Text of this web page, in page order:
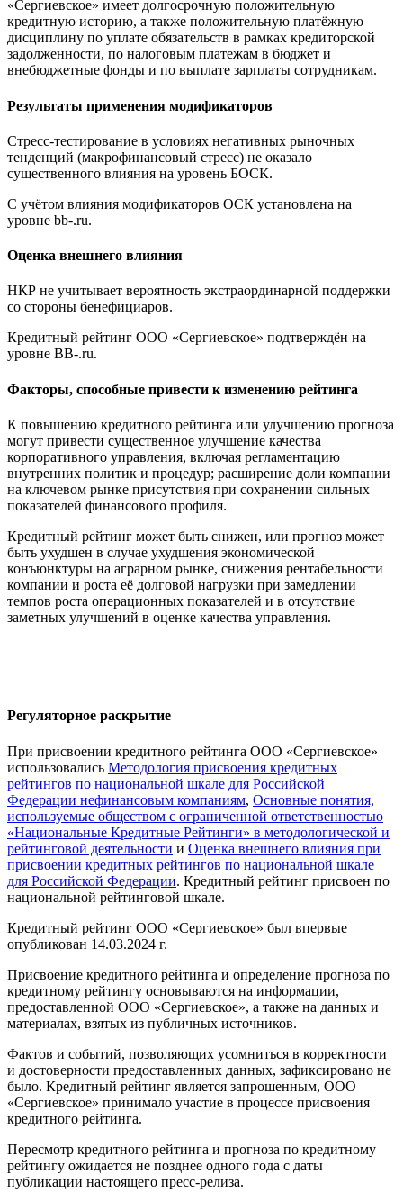
«Сергиевское» имеет долгосрочную положительную
кредитную историю, а также положительную платёжную
дисциплину по уплате обязательств в рамках кредиторской
задолженности, по налоговым платежам в бюджет и
внебюджетные фонды и по выплате зарплаты сотрудникам.
Результаты применения модификаторов
Стресс-тестирование в условиях негативных рыночных
тенденций (макрофинансовый стресс) не оказало
существенного влияния на уровень БОСК.
С учётом влияния модификаторов ОСК установлена на
уровне bb-.ru.
Оценка внешнего влияния
НКР не учитывает вероятность экстраординарной поддержки
со стороны бенефициаров.
Кредитный рейтинг ООО «Сергиевское» подтверждён на
уровне BB-.ru.
Факторы, способные привести к изменению рейтинга
К повышению кредитного рейтинга или улучшению прогноза
могут привести существенное улучшение качества
корпоративного управления, включая регламентацию
внутренних политик и процедур; расширение доли компании
на ключевом рынке присутствия при сохранении сильных
показателей финансового профиля.
Кредитный рейтинг может быть снижен, или прогноз может
быть ухудшен в случае ухудшения экономической
конъюнктуры на аграрном рынке, снижения рентабельности
компании и роста её долговой нагрузки при замедлении
темпов роста операционных показателей и в отсутствие
заметных улучшений в оценке качества управления.
Регуляторное раскрытие
При присвоении кредитного рейтинга ООО «Сергиевское»
использовались Методология присвоения кредитных
рейтингов по национальной шкале для Российской
Федерации нефинансовым компаниям, Основные понятия,
используемые обществом с ограниченной ответственностью
«Национальные Кредитные Рейтинги» в методологической и
рейтинговой деятельности и Оценка внешнего влияния при
присвоении кредитных рейтингов по национальной шкале
для Российской Федерации. Кредитный рейтинг присвоен по
национальной рейтинговой шкале.
Кредитный рейтинг ООО «Сергиевское» был впервые
опубликован 14.03.2024 г.
Присвоение кредитного рейтинга и определение прогноза по
кредитному рейтингу основываются на информации,
предоставленной ООО «Сергиевское», а также на данных и
материалах, взятых из публичных источников.
Фактов и событий, позволяющих усомниться в корректности
и достоверности предоставленных данных, зафиксировано не
было. Кредитный рейтинг является запрошенным, ООО
«Сергиевское» принимало участие в процессе присвоения
кредитного рейтинга.
Пересмотр кредитного рейтинга и прогноза по кредитному
рейтингу ожидается не позднее одного года с даты
публикации настоящего пресс-релиза.